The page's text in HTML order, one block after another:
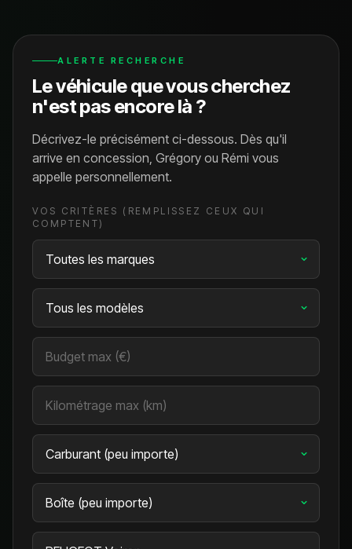
ALERTE RECHERCHE
Le véhicule que vous cherchez
n'est pas encore là ?
Décrivez-le précisément ci-dessous. Dès qu'il
arrive en concession, Grégory ou Rémi vous
appelle personnellement.
VOS CRITÈRES (REMPLISSEZ CEUX QUI
COMPTENT)